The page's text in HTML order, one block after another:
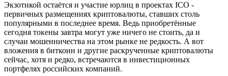
Экзотикой остаётся и участие юрлиц в проектах ICO -
первичных размещениях криптовалюты, ставших столь
популярными в последнее время. Ведь приобретённые
сегодня токены завтра могут уже ничего не стоить, да и
случаи мошенничества на этом рынке не редкость. А вот
вложения в биткоин и другие раскрученные криптовалюты
сейчас, хотя и редко, встречаются в инвестиционных
портфелях российских компаний.